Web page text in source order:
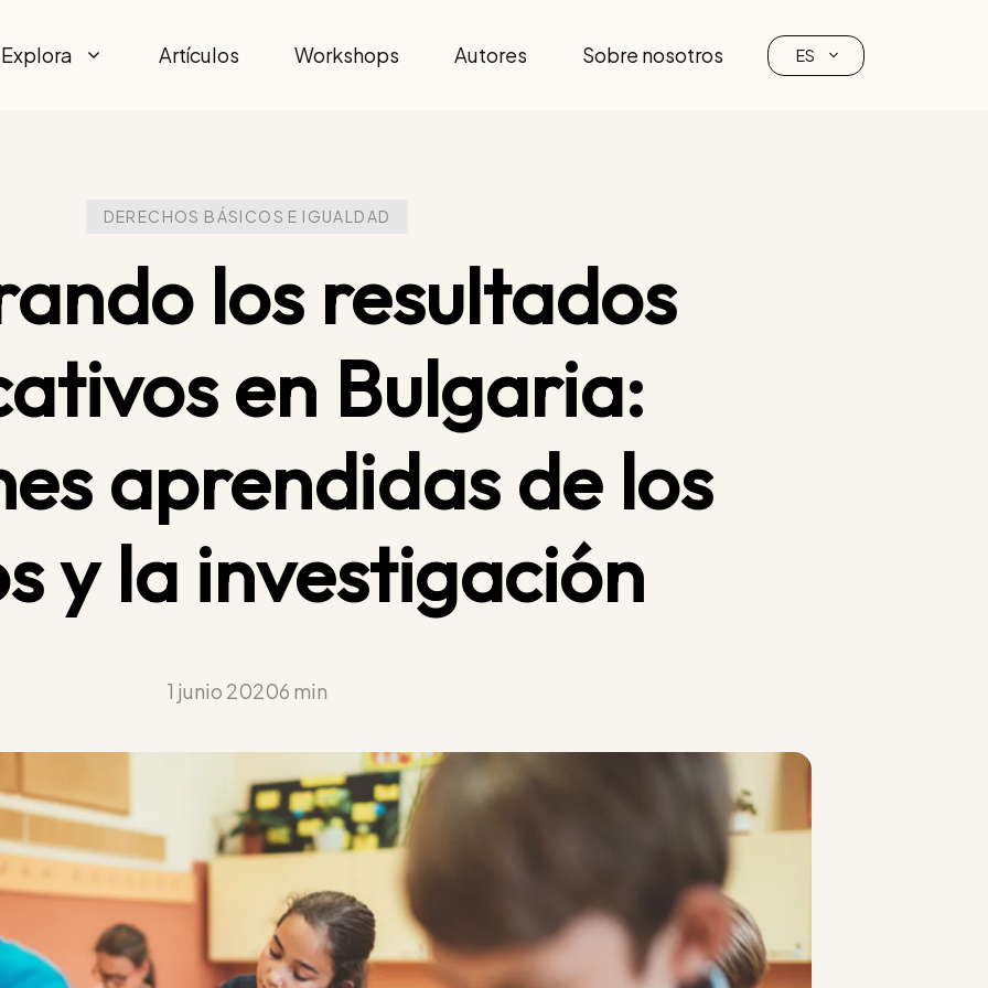
Explora Artículos Workshops Autores Sobre nosotros ES
DERECHOS BÁSICOS E IGUALDAD
los resultados
en Bulgaria:
aprendidas de los
y la investigación
1 junio 20206 min